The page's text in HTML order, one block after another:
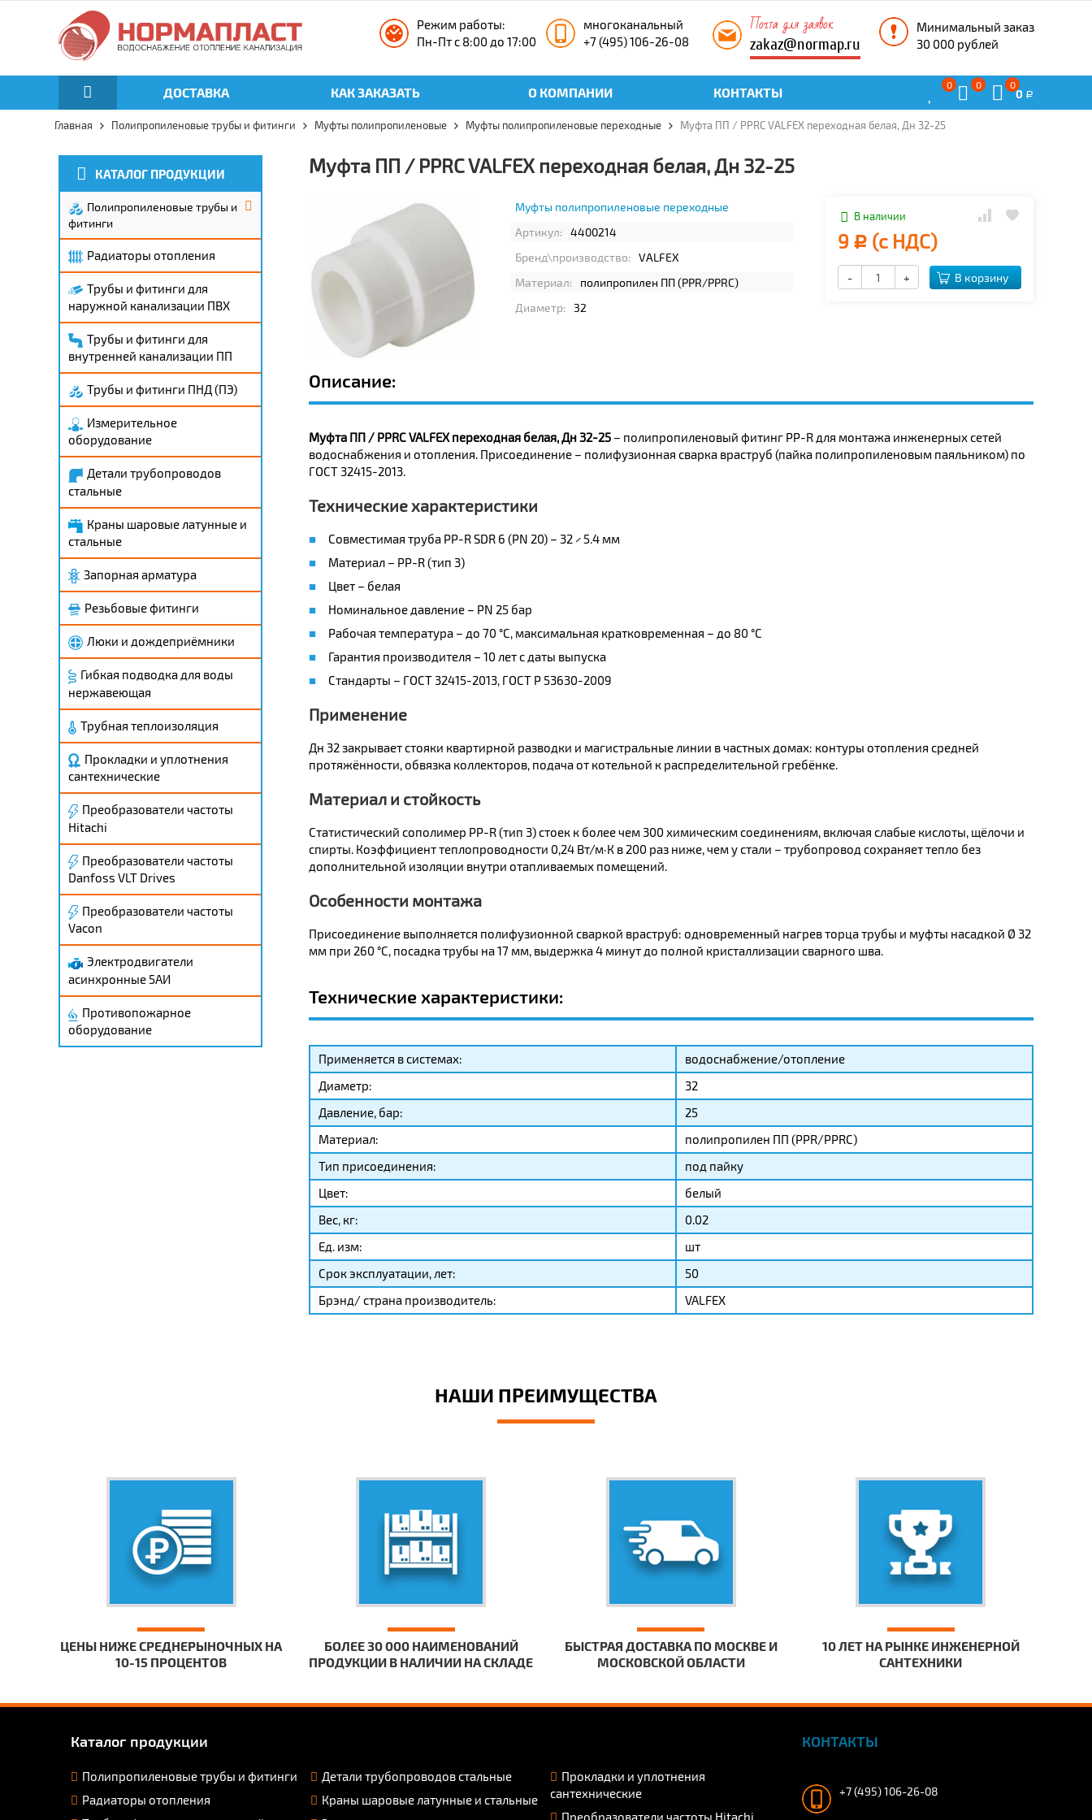
Режим работы:
Пн-Пт с 8:00 до 17:00
многоканальный
+7 (495) 106-26-08
Почта для заявок
zakaz@normap.ru
Минимальный заказ
30 000 рублей
ДОСТАВКА КАК ЗАКАЗАТЬ О КОМПАНИИ КОНТАКТЫ
0 0 0
0 Р
Главная Полипропиленовые трубы и фитинги Муфты полипропиленовые Муфты полипропиленовые переходные Муфта ПП / PPRC VALFEX переходная белая, Дн 32-25
Муфта ПП / PPRC VALFEX переходная белая, Дн 32-25
Муфты полипропиленовые переходные
Артикул:
4400214
Бренд\производство:
VALFEX
Материал:
полипропилен ПП (PPR/PPRC)
Диаметр:
32
В наличии
9 Р (с НДС)
- + В корзину
Описание:
Муфта ПП / PPRC VALFEX переходная белая, Дн 32-25– полипропиленовый фитинг PP-R для монтажа инженерных сетей
водоснабжения и отопления. Присоединение – полифузионная сварка враструб (пайка полипропиленовым паяльником) по
ГОСТ 32415-2013.
Технические характеристики
Совместимая труба PP-R SDR 6 (PN 20) – 32 × 5.4 мм
Материал – PP-R (тип 3)
Цвет – белая
Номинальное давление – PN 25 бар
Рабочая температура – до 70 °C, максимальная кратковременная – до 80 °C
Гарантия производителя – 10 лет с даты выпуска
Стандарты – ГОСТ 32415-2013, ГОСТ Р 53630-2009
Применение
Дн 32 закрывает стояки квартирной разводки и магистральные линии в частных домах: контуры отопления средней
протяжённости, обвязка коллекторов, подача от котельной к распределительной гребёнке.
Материал и стойкость
Статистический сополимер PP-R (тип 3) стоек к более чем 300 химическим соединениям, включая слабые кислоты, щёлочи и
спирты. Коэффициент теплопроводности 0,24 Вт/м·К в 200 раз ниже, чем у стали – трубопровод сохраняет тепло без
дополнительной изоляции внутри отапливаемых помещений.
Особенности монтажа
Присоединение выполняется полифузионной сваркой враструб: одновременный нагрев торца трубы и муфты насадкой Ø 32
мм при 260 °C, посадка трубы на 17 мм, выдержка 4 минут до полной кристаллизации сварного шва.
Технические характеристики:
Применяется в системах:
водоснабжение/отопление
Диаметр:
32
Давление, бар:
25
Материал:
полипропилен ПП (PPR/PPRC)
Тип присоединения:
под пайку
Цвет:
белый
Вес, кг:
0.02
Ед. изм:
шт
Срок эксплуатации, лет:
50
Брэнд/ страна производитель:
VALFEX
КАТАЛОГ ПРОДУКЦИИ
Полипропиленовые трубы и
фитинги
Радиаторы отопления
Трубы и фитинги для
наружной канализации ПВХ
Трубы и фитинги для
внутренней канализации ПП
Трубы и фитинги ПНД (ПЭ)
Измерительное
оборудование
Детали трубопроводов
стальные
Краны шаровые латунные и
стальные
Запорная арматура
Резьбовые фитинги
Люки и дождеприёмники
Гибкая подводка для воды
нержавеющая
Трубная теплоизоляция
Прокладки и уплотнения
сантехнические
Преобразователи частоты
Hitachi
Преобразователи частоты
Danfoss VLT Drives
Преобразователи частоты
Vacon
Электродвигатели
асинхронные 5АИ
Противопожарное
оборудование
НАШИ ПРЕИМУЩЕСТВА
ЦЕНЫ НИЖЕ СРЕДНЕРЫНОЧНЫХ НА
10-15 ПРОЦЕНТОВ
БОЛЕЕ 30 000 НАИМЕНОВАНИЙ
ПРОДУКЦИИ В НАЛИЧИИ НА СКЛАДЕ
БЫСТРАЯ ДОСТАВКА ПО МОСКВЕ И
МОСКОВСКОЙ ОБЛАСТИ
10 ЛЕТ НА РЫНКЕ ИНЖЕНЕРНОЙ
САНТЕХНИКИ
Каталог продукции
Полипропиленовые трубы и фитинги
Радиаторы отопления
Детали трубопроводов стальные
Краны шаровые латунные и стальные
Прокладки и уплотнения
сантехнические
Преобразователи частоты Hitachi
КОНТАКТЫ
+7 (495) 106-26-08